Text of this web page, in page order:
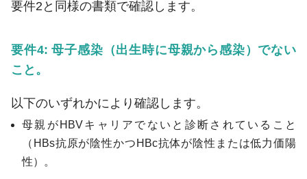
要件2と同様の書類で確認します。
要件4: 母子感染（出生時に母親から感染）でない
こと。
以下のいずれかにより確認します。
母親がHBVキャリアでないと診断されていること
（HBs抗原が陰性かつHBc抗体が陰性または低力価陽
性）。